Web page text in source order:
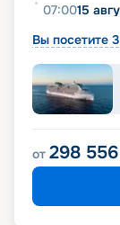
07:0015
Вы посетите
от 298 556